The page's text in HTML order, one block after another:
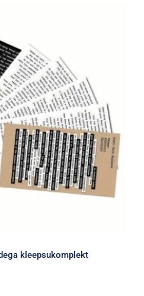
kleepsukomplekt